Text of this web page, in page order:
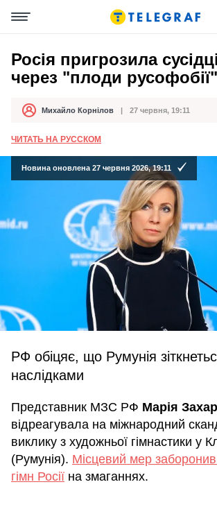
Росія пригрозила
через "плоди русофобії"
АвторМихайло Корнілов
Дата публікації 27 червня, 19:11
ЧИТАТЬ НА РУССКОМ
Новина оновлена 27 червня 2026, 19:11
РФ обіцяє, що Румунія
наслідками
Представник МЗС РФ Марія
відреагувала на міжнародний
виклику з художньої гімнастики у
(Румунія). Місцевий мер
гімн Росії на змаганнях.